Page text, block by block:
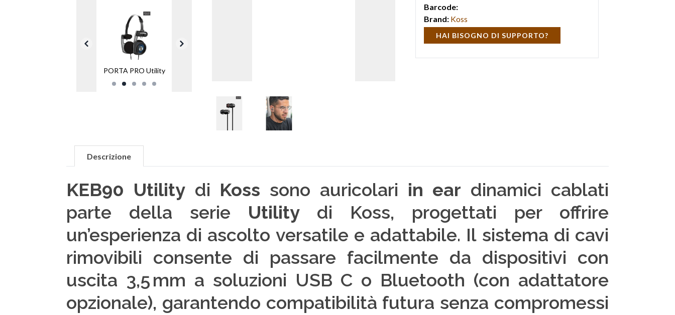
PORTA PRO Utility
Barcode:
Brand: Koss
HAI BISOGNO DI SUPPORTO?
Descrizione
KEB90 Utilitydi Koss sono auricolari in ear dinamici cablati
parte della serie Utility di Koss, progettati per offrire
un’esperienza di ascolto versatile e adattabile. Il sistema di cavi
rimovibili consente di passare facilmente da dispositivi con
uscita 3,5 mm a soluzioni USB C o Bluetooth (con adattatore
opzionale), garantendo compatibilità futura senza compromessi